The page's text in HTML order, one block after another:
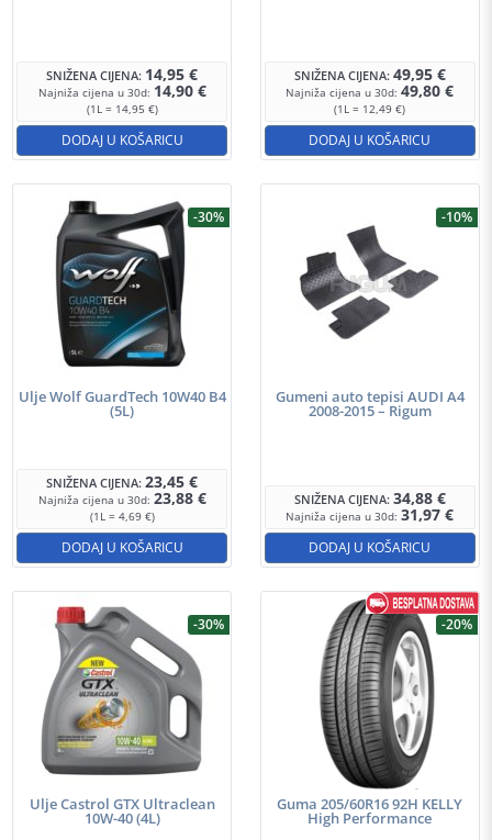
SNIŽENA CIJENA: 14,95€
Najniža cijena u 30d: 14,90 €
(1L = 14,95 €)
DODAJ U KOŠARICU
SNIŽENA CIJENA: 49,95 €
Najniža cijena u 30d:49,80€
(1L = 12,49 €)
DODAJ U KOŠARICU
-30%
Ulje Wolf GuardTech 10W40 B4
(5L)
SNIŽENA CIJENA:23,45€
Najniža cijena u 30d: 23,88 €
(1L = 4,69 €)
DODAJ U KOŠARICU
-10%
Gumeni auto tepisi AUDI A4
2008-2015 – Rigum
SNIŽENA CIJENA: 34,88 €
Najniža cijena u 30d:31,97€
DODAJ U KOŠARICU
-30%
Ulje Castrol GTX Ultraclean
10W-40 (4L)
-20%
Guma 205/60R16 92H KELLY
High Performance